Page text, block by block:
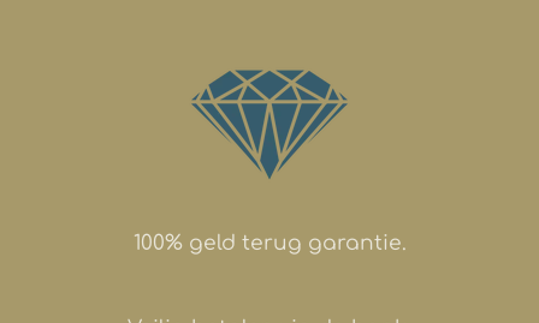
100% geld terug garantie.